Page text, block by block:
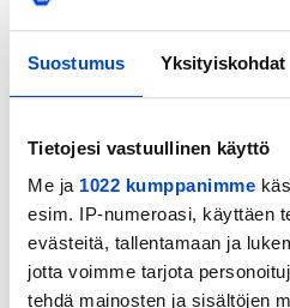
Suostumus Yksityiskohdat
Tietojesi vastuullinen käyttö
Me ja 1022 kumppanimme
esim. IP-numeroasi, käyttäen
evästeitä, tallentamaan ja
jotta voimme tarjota
tehdä mainosten ja sisältöjen
Tilin poistaminen
järjestelmästä, vaikka se
luotu. Turvallisuussyistä
PAlloID/SporttiID ja
käyttäjätunnuksen
muokattavissa ainoastaan